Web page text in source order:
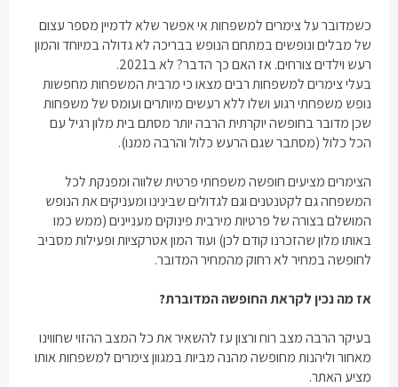
כשמדובר על צימרים למשפחות אי אפשר שלא לדמיין מספר עצום
של מבלים ונופשים במתחם הנופש בבריכה לא גדולה במיוחד והמון
רעש וילדים צורחים. אז האם כך הדבר? לא ב2021.
בעלי צימרים למשפחות רבים מצאו כי מרבית המשפחות מחפשות
נופש משפחתי רגוע ושלו ללא רעשים מיותרים ועומס של משפחות
שכן מדובר בחופשה יוקרתית הרבה יותר מסתם בית מלון רגיל עם
הכל כלול (מסתבר שגם הרעש כלול והרבה ממנו).
הצימרים מציעים חופשה משפחתי פרטית שלווה ומפנקת לכל
המשפחה גם לקטנטנים וגם לגדולים שבינינו ומעניקים את הנופש
המושלם בצורה של פרטיות מירבית פינוקים מעניינים (ממש כמו
באותו מלון שהזכרנו קודם לכן) ועוד המון אטרקציות ופעילות מסביב
לחופשה במחיר לא רחוק מהמחיר המדובר.
אז מה נכין לקראת החופשה המדוברת?
בעיקר הרבה מצב רוח ורצון עז להשאיר את כל המצב ההזוי שחווינו
מאחור וליהנות מחופשה מהנה מביות במגוון צימרים למשפחות אותו
מציע האתר.